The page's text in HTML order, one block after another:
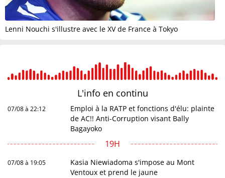
Lenni Nouchi s'illustre avec le XV de France à Tokyo
L'info en continu
07/08 à 22:12
Emploi à la RATP et fonctions d'élu: plainte
de AC!! Anti-Corruption visant Bally
Bagayoko
19H
07/08 à 19:05
Kasia Niewiadoma s'impose au Mont
Ventoux et prend le jaune